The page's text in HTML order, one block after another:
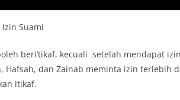
Suami
beri’tikaf, kecuali setelah mendapat
Hafsah, dan Zainab meminta izin terlebih
itikaf.